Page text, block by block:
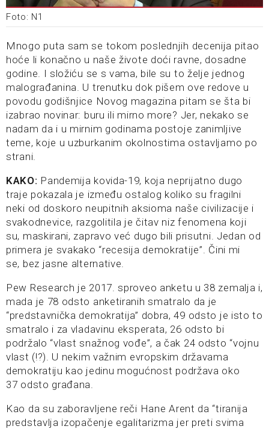
Foto: N1
Mnogo puta sam se tokom poslednjih decenija pitao
hoće li konačno u naše živote doći ravne, dosadne
godine. I složiću se s vama, bile su to želje jednog
malograđanina. U trenutku dok pišem ove redove u
povodu godišnjice Novog magazina pitam se šta bi
izabrao novinar: buru ili mirno more? Jer, nekako se
nadam da i u mirnim godinama postoje zanimljive
teme, koje u uzburkanim okolnostima ostavljamo po
strani.
KAKO: Pandemija kovida-19, koja neprijatno dugo
traje pokazala je između ostalog koliko su fragilni
neki od doskoro neupitnih aksioma naše civilizacije i
svakodnevice, razgolitila je čitav niz fenomena koji
su, maskirani, zapravo već dugo bili prisutni. Jedan od
primera je svakako “recesija demokratije”. Čini mi
se, bez jasne alternative.
Pew Research je 2017. sproveo anketu u 38 zemalja i,
mada je 78 odsto anketiranih smatralo da je
“predstavnička demokratija” dobra, 49 odsto je isto to
smatralo i za vladavinu eksperata, 26 odsto bi
podržalo “vlast snažnog vođe”, a čak 24 odsto “vojnu
vlast (!?). U nekim važnim evropskim državama
demokratiju kao jedinu mogućnost podržava oko
37 odsto građana.
Kao da su zaboravljene reči Hane Arent da “tiranija
predstavlja izopačenje egalitarizma jer preti svima